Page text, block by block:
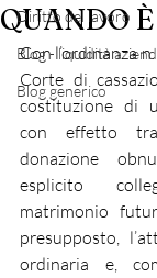
Diritto del lavoro
Blog - liquidità
Blog generico
QUANDO
Con l’ordinanza
Corte di
costituzione di
con effetto
donazione
esplicito
matrimonio
presupposto,
ordinaria e,